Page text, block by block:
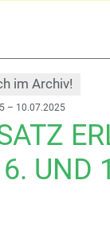
im Archiv!
– 10.07.2025
UND